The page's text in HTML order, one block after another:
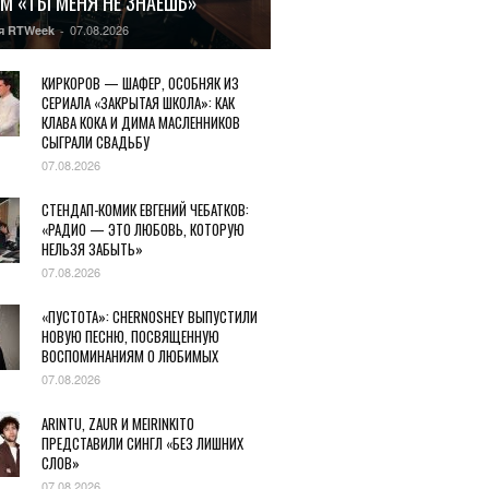
RTWeek - 07.08.2026
КИРКОРОВ — ШАФЕР, ОСОБНЯК ИЗ
СЕРИАЛА «ЗАКРЫТАЯ ШКОЛА»: КАК
КЛАВА КОКА И ДИМА МАСЛЕННИКОВ
СЫГРАЛИ СВАДЬБУ
07.08.2026
СТЕНДАП-КОМИК ЕВГЕНИЙ ЧЕБАТКОВ:
«РАДИО — ЭТО ЛЮБОВЬ, КОТОРУЮ
НЕЛЬЗЯ ЗАБЫТЬ»
07.08.2026
«ПУСТОТА»: CHERNOSHEY ВЫПУСТИЛИ
НОВУЮ ПЕСНЮ, ПОСВЯЩЕННУЮ
ВОСПОМИНАНИЯМ О ЛЮБИМЫХ
07.08.2026
ARINTU, ZAUR И MEIRINKITO
ПРЕДСТАВИЛИ СИНГЛ «БЕЗ ЛИШНИХ
СЛОВ»